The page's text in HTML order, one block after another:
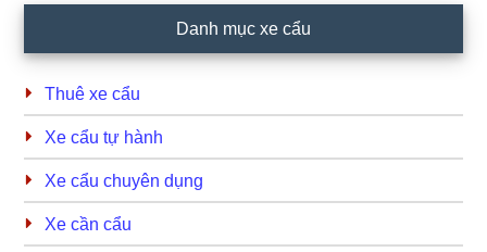
Sidebar
Danh mục xe cẩu
Thuê xe cẩu
Xe cẩu tự hành
Xe cẩu chuyên dụng
Xe cần cẩu